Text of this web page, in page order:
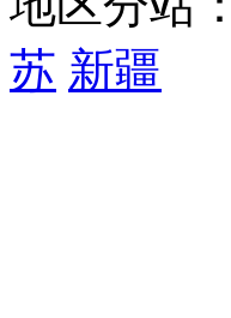
苏 新疆